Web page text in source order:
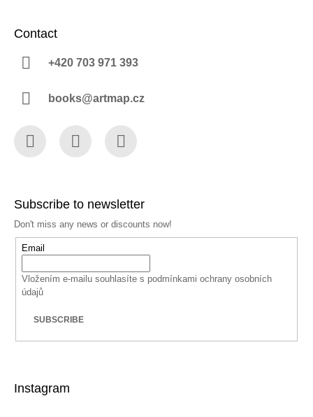
Contact
+420 703 971 393
books@artmap.cz
Subscribe to newsletter
Don't miss any news or discounts now!
Email
Vložením e-mailu souhlasíte s podmínkami ochrany osobních
údajů
SUBSCRIBE
Instagram